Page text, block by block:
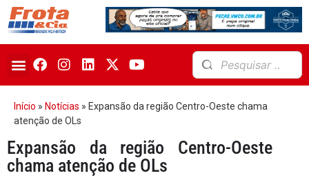
Início » Notícias » Expansão da região Centro-Oeste chama
atenção de OLs
Expansão da região Centro-Oeste
chama atenção de OLs